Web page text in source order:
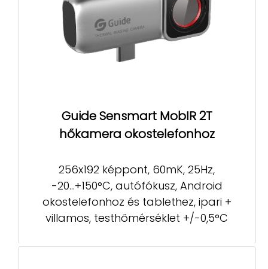
Guide Sensmart MobIR 2T
hőkamera okostelefonhoz
256x192 képpont, 60mK, 25Hz,
-20...+150°C, autófókusz, Android
okostelefonhoz és tablethez, ipari +
villamos, testhőmérséklet +/-0,5°C